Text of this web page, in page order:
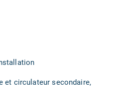
et circulateur secondaire,